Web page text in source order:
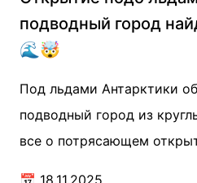
подводный город
🌊🤯
Под льдами Антарктики
подводный город из
все о потрясающем
📅 18.11.2025